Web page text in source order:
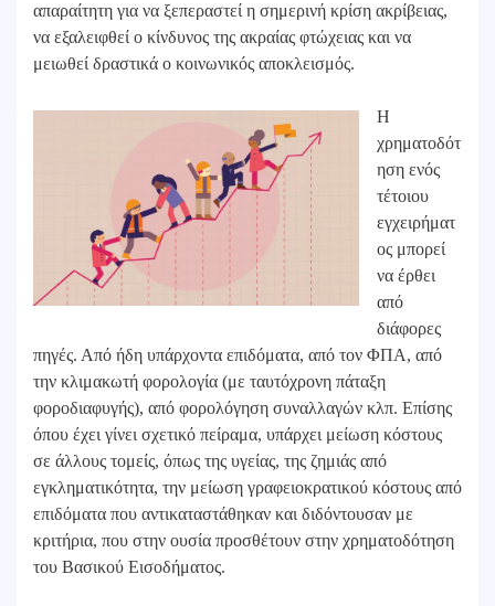
απαραίτητη για να ξεπεραστεί η σημερινή κρίση ακρίβειας,
να εξαλειφθεί ο κίνδυνος της ακραίας φτώχειας και να
μειωθεί δραστικά ο κοινωνικός αποκλεισμός.
Η
χρηματοδότ
ηση ενός
τέτοιου
εγχειρήματ
ος μπορεί
να έρθει
από
διάφορες
πηγές. Από ήδη υπάρχοντα επιδόματα, από τον ΦΠΑ, από
την κλιμακωτή φορολογία (με ταυτόχρονη πάταξη
φοροδιαφυγής), από φορολόγηση συναλλαγών κλπ. Επίσης
όπου έχει γίνει σχετικό πείραμα, υπάρχει μείωση κόστους
σε άλλους τομείς, όπως της υγείας, της ζημιάς από
εγκληματικότητα, την μείωση γραφειοκρατικού κόστους από
επιδόματα που αντικαταστάθηκαν και διδόντουσαν με
κριτήρια, που στην ουσία προσθέτουν στην χρηματοδότηση
του Βασικού Εισοδήματος.